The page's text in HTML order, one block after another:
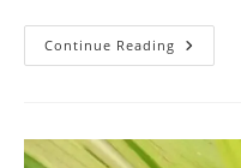
Continue Reading